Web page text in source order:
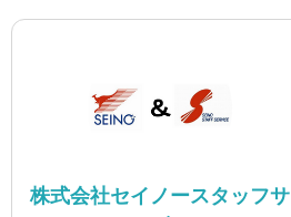
株式会社セイノースタッフサ